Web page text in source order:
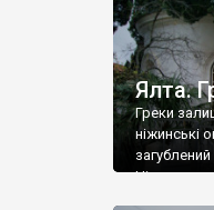
Ялта.
Греки
ніжинські
Ніжин